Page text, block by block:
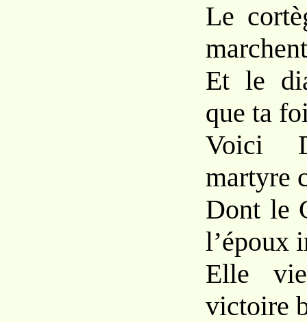
Le
Et le
que ta
Voici
martyre
Dont le
l’époux
Elle
victoire